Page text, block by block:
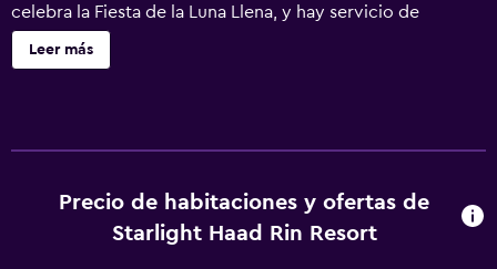
celebra la Fiesta de la Luna Llena, y hay servicio de
traslado de ida y vuelta gratuito desde el embarcadero de
Haad Rin. Las habitaciones tienen vistas al jardín, balcón
planificar actividades en el mostrador de información
turística, como pesca, snorkel, submarinismo y clases de
Leer más
Precio de habitaciones y ofertas de
Starlight Haad Rin Resort